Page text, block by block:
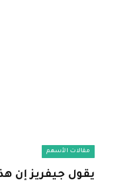
مقالات الأسهم
يقول جيفريز إن